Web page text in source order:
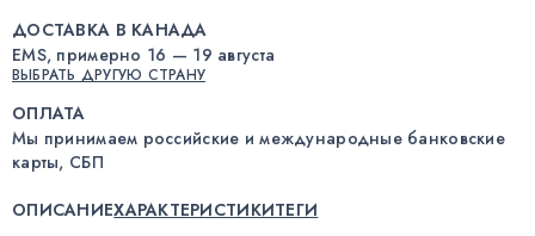
ДОСТАВКА В КАНАДА
EMS, примерно 16 — 19 августа
ВЫБРАТЬ ДРУГУЮ СТРАНУ
ОПЛАТА
Мы принимаем российские и международные банковские
карты, СБП
ОПИСАНИЕХАРАКТЕРИСТИКИТЕГИ